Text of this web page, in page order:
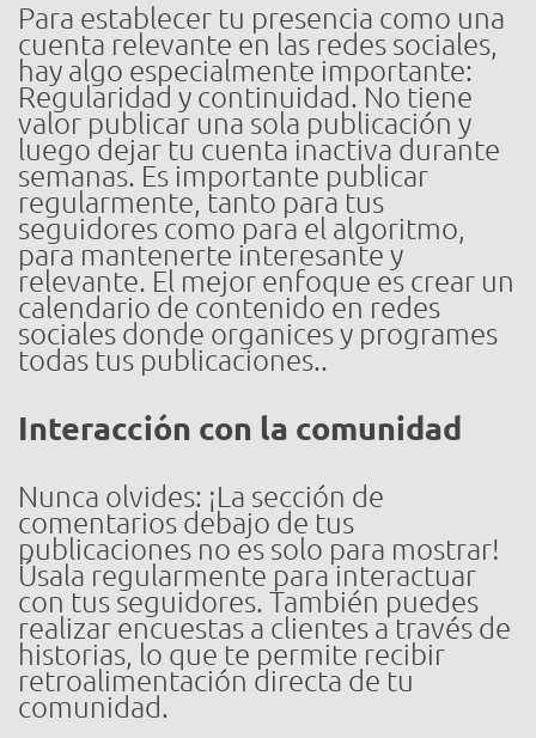
Para establecer tu presencia como una
cuenta relevante en las redes sociales,
hay algo especialmente importante:
Regularidad y continuidad. No tiene
valor publicar una sola publicación y
luego dejar tu cuenta inactiva durante
semanas. Es importante publicar
regularmente, tanto para tus
seguidores como para el algoritmo,
para mantenerte interesante y
relevante. El mejor enfoque es crear un
calendario de contenido en redes
sociales donde organices y programes
todas tus publicaciones..
Interacción con la comunidad
Nunca olvides: ¡La sección de
comentarios debajo de tus
publicaciones no es solo para mostrar!
Úsala regularmente para interactuar
con tus seguidores. También puedes
realizar encuestas a clientes a través de
historias, lo que te permite recibir
retroalimentación directa de tu
comunidad.